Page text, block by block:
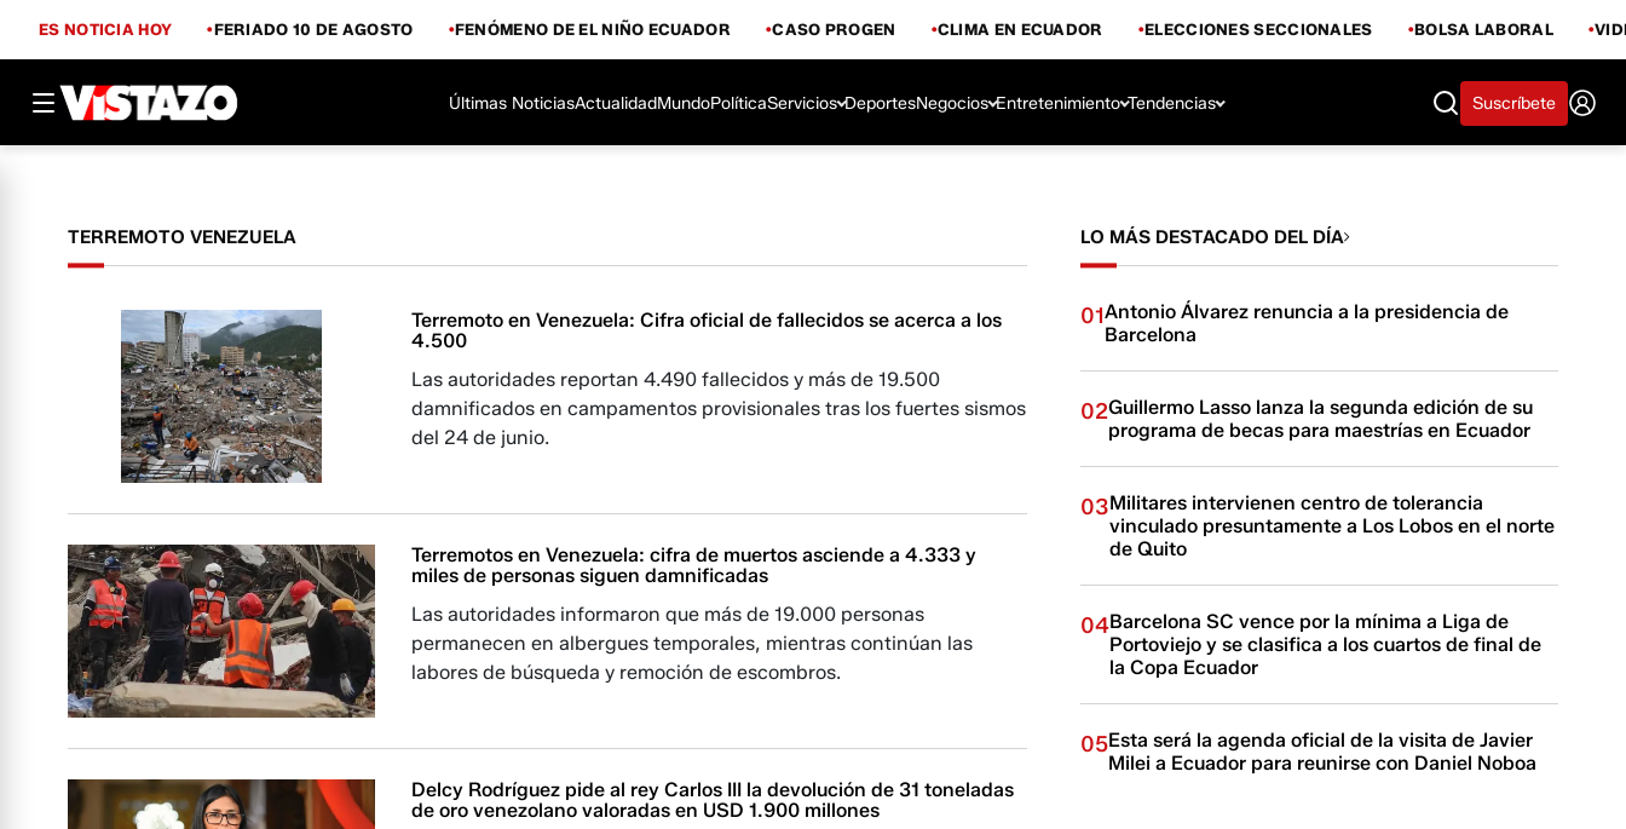
ES NOTICIA HOY FERIADO 10 DE AGOSTO FENÓMENO DE EL NIÑO ECUADOR CASO PROGEN CLIMA EN ECUADOR ELECCIONES SECCIONALES BOLSA LABORAL
Últimas NoticiasActualidadMundoPolíticaServicios DeportesNegocios Entretenimiento Tendencias Suscríbete
TERREMOTO VENEZUELA
Terremoto en Venezuela: Cifra oficial de fallecidos se acerca a los
4.500
Las autoridades reportan 4.490 fallecidos y más de 19.500
damnificados en campamentos provisionales tras los fuertes sismos
del 24 de junio.
Terremotos en Venezuela: cifra de muertos asciende a 4.333 y
miles de personas siguen damnificadas
Las autoridades informaron que más de 19.000 personas
permanecen en albergues temporales, mientras continúan las
labores de búsqueda y remoción de escombros.
Delcy Rodríguez pide al rey Carlos III la devolución de 31 toneladas
de oro venezolano valoradas en USD 1.900 millones
LO MÁS DESTACADO DEL DÍA
01Antonio Álvarez renuncia a la presidencia de
Barcelona
02Guillermo Lasso lanza la segunda edición de su
programa de becas para maestrías en Ecuador
03Militares intervienen centro de tolerancia
vinculado presuntamente a Los Lobos en el norte
de Quito
04Barcelona SC vence por la mínima a Liga de
Portoviejo y se clasifica a los cuartos de final de
la Copa Ecuador
05Esta será la agenda oficial de la visita de Javier
Milei a Ecuador para reunirse con Daniel Noboa